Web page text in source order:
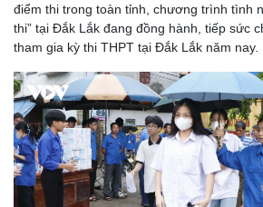
điểm thi trong toàn tỉnh, chương trình tình
thi” tại Đắk Lắk đang đồng hành, tiếp sức
tham gia kỳ thi THPT tại Đắk Lắk năm nay.